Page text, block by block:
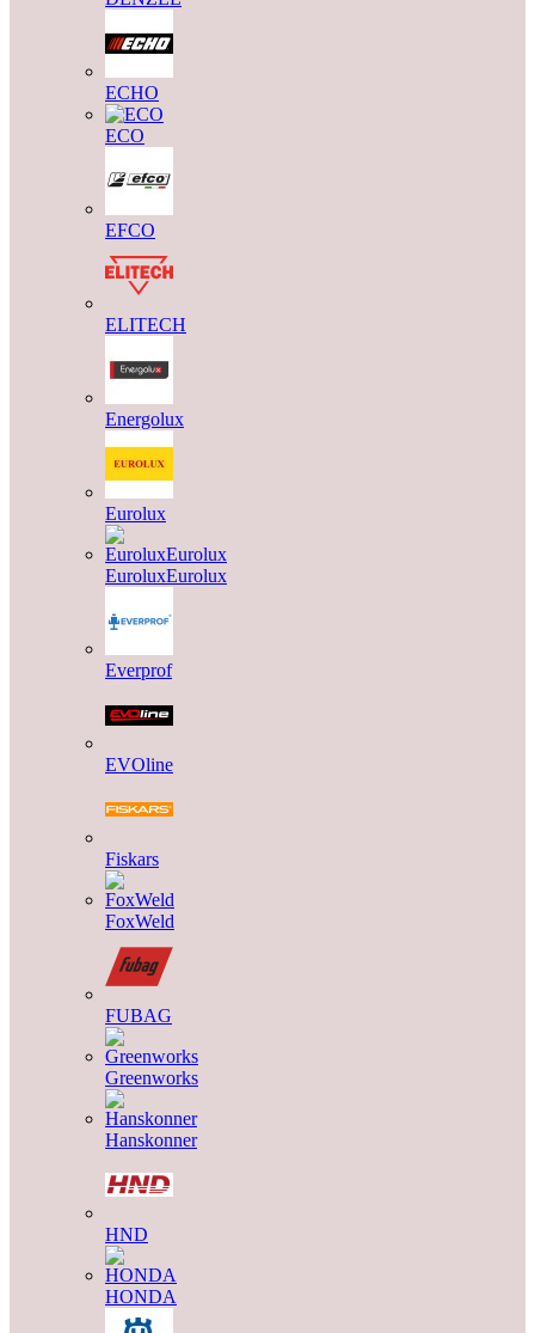
ECHO
ECO
EFCO
ELITECH
Energolux
Eurolux
EuroluxEurolux
Everprof
EVOline
Fiskars
FoxWeld
FUBAG
Greenworks
Hanskonner
HND
HONDA